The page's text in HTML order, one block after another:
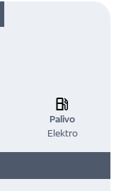
Palivo
Elektro